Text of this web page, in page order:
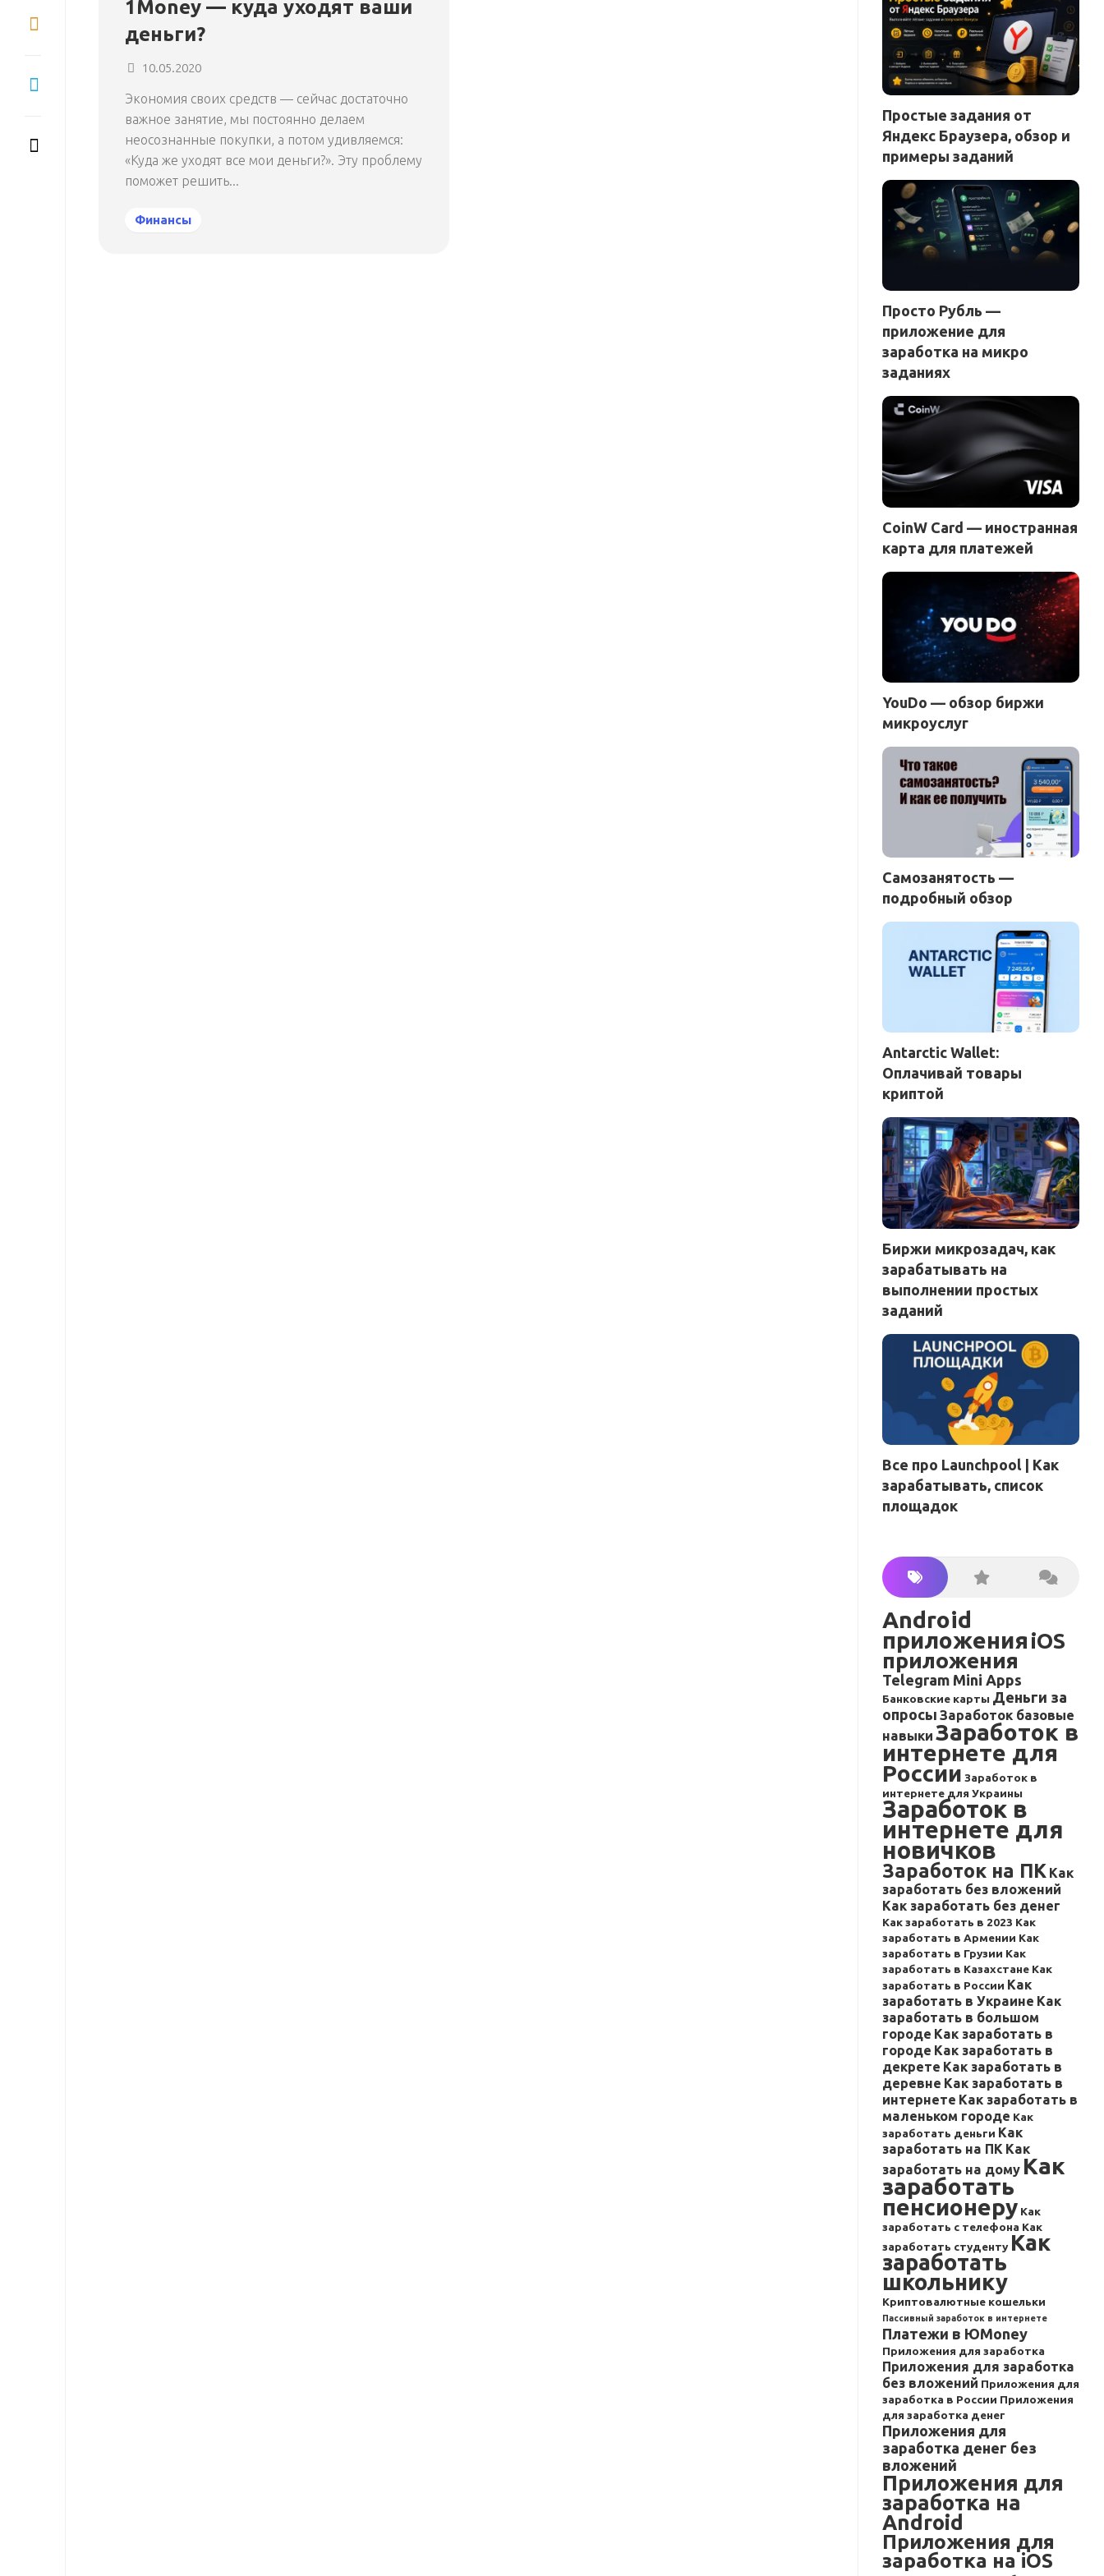
1Money — куда уходят ваши
деньги?
10.05.2020
Экономия своих средств — сейчас достаточно
важное занятие, мы постоянно делаем
неосознанные покупки, а потом удивляемся:
«Куда же уходят все мои деньги?». Эту проблему
поможет решить...
Финансы
Простые задания от
Яндекс Браузера, обзор и
примеры заданий
Просто Рубль —
приложение для
заработка на микро
заданиях
CoinW Card — иностранная
карта для платежей
YouDo — обзор биржи
микроуслуг
Самозанятость —
подробный обзор
Antarctic Wallet:
Оплачивай товары
криптой
Биржи микрозадач, как
зарабатывать на
выполнении простых
заданий
Все про Launchpool | Как
зарабатывать, список
площадок
Android
приложения iOS
приложения
Telegram Mini Apps
Банковские карты Деньги за
опросы Заработок базовые
навыки Заработок в
интернете для
России Заработок в
интернете для Украины
Заработок в
интернете для
новичков
Заработок на ПК Как
заработать без вложений
Как заработать без денег
Как заработать в 2023 Как
заработать в Армении Как
заработать в Грузии Как
заработать в Казахстане Как
заработать в России Как
заработать в Украине Как
заработать в большом
городе Как заработать в
городе Как заработать в
декрете Как заработать в
деревне Как заработать в
интернете Как заработать в
маленьком городе Как
заработать деньги Как
заработать на ПК Как
заработать на дому Как
заработать
пенсионеру Как
заработать с телефона Как
заработать студенту Как
заработать
школьнику
Криптовалютные кошельки
Пассивный заработок в интернете
Платежи в ЮMoney
Приложения для заработка
Приложения для заработка
без вложений Приложения для
заработка в России Приложения
для заработка денег
Приложения для
заработка денег без
вложений
Приложения для
заработка на
Android
Приложения для
заработка на iOS